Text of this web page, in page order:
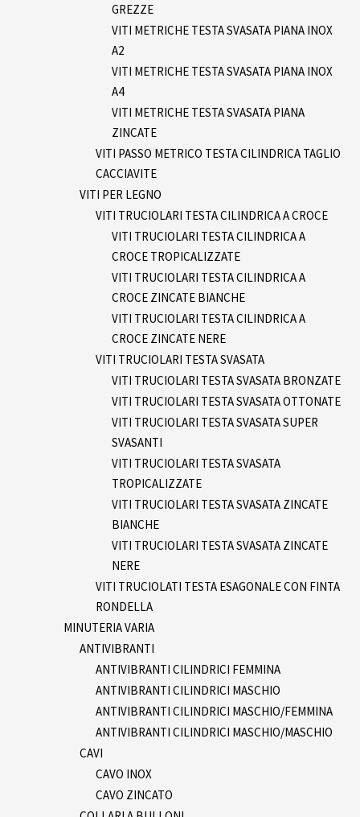
GREZZE
VITI METRICHE TESTA SVASATA PIANA INOX
A2
VITI METRICHE TESTA SVASATA PIANA INOX
A4
VITI METRICHE TESTA SVASATA PIANA
ZINCATE
VITI PASSO METRICO TESTA CILINDRICA TAGLIO
CACCIAVITE
VITI PER LEGNO
VITI TRUCIOLARI TESTA CILINDRICA A CROCE
VITI TRUCIOLARI TESTA CILINDRICA A
CROCE TROPICALIZZATE
VITI TRUCIOLARI TESTA CILINDRICA A
CROCE ZINCATE BIANCHE
VITI TRUCIOLARI TESTA CILINDRICA A
CROCE ZINCATE NERE
VITI TRUCIOLARI TESTA SVASATA
VITI TRUCIOLARI TESTA SVASATA BRONZATE
VITI TRUCIOLARI TESTA SVASATA OTTONATE
VITI TRUCIOLARI TESTA SVASATA SUPER
SVASANTI
VITI TRUCIOLARI TESTA SVASATA
TROPICALIZZATE
VITI TRUCIOLARI TESTA SVASATA ZINCATE
BIANCHE
VITI TRUCIOLARI TESTA SVASATA ZINCATE
NERE
VITI TRUCIOLATI TESTA ESAGONALE CON FINTA
RONDELLA
MINUTERIA VARIA
ANTIVIBRANTI
ANTIVIBRANTI CILINDRICI FEMMINA
ANTIVIBRANTI CILINDRICI MASCHIO
ANTIVIBRANTI CILINDRICI MASCHIO/FEMMINA
ANTIVIBRANTI CILINDRICI MASCHIO/MASCHIO
CAVI
CAVO INOX
CAVO ZINCATO